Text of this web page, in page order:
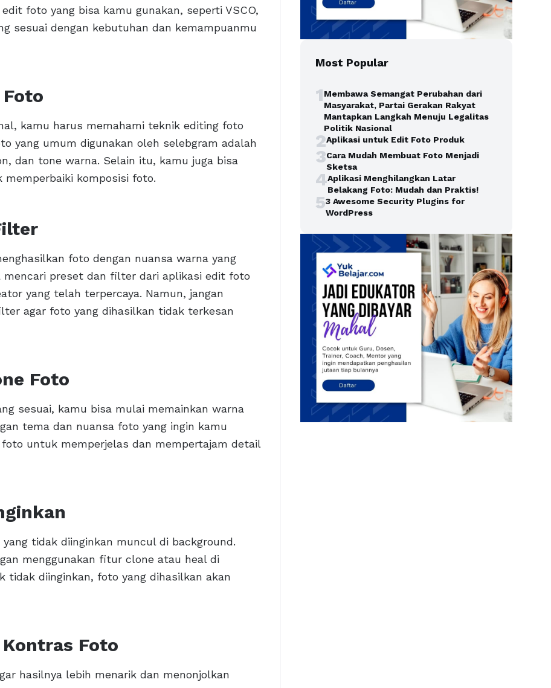
foto yang bisa kamu gunakan, seperti VSCO,
sesuai dengan kebutuhan dan kemampuanmu
kamu harus memahami teknik editing foto
yang umum digunakan oleh selebgram adalah
dan tone warna. Selain itu, kamu juga bisa
komposisi foto.
foto dengan nuansa warna yang
preset dan filter dari aplikasi edit foto
yang telah terpercaya. Namun, jangan
agar foto yang dihasilkan tidak terkesan
Foto
sesuai, kamu bisa mulai memainkan warna
tema dan nuansa foto yang ingin kamu
untuk memperjelas dan mempertajam detail
tidak diinginkan muncul di background.
menggunakan fitur clone atau heal di
tidak diinginkan, foto yang dihasilkan akan
Foto
hasilnya lebih menarik dan menonjolkan
Most Popular
1Membawa Semangat Perubahan dari
Masyarakat, Partai Gerakan Rakyat
Mantapkan Langkah Menuju Legalitas
Politik Nasional
2Aplikasi untuk Edit Foto Produk
3Cara Mudah Membuat Foto Menjadi
Sketsa
4Aplikasi Menghilangkan Latar
Belakang Foto: Mudah dan Praktis!
53 Awesome Security Plugins for
WordPress